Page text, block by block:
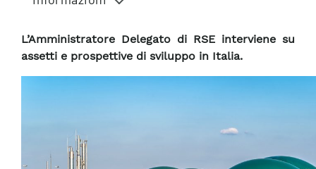
L’Amministratore Delegato di RSE interviene su
assetti e prospettive di sviluppo in Italia.